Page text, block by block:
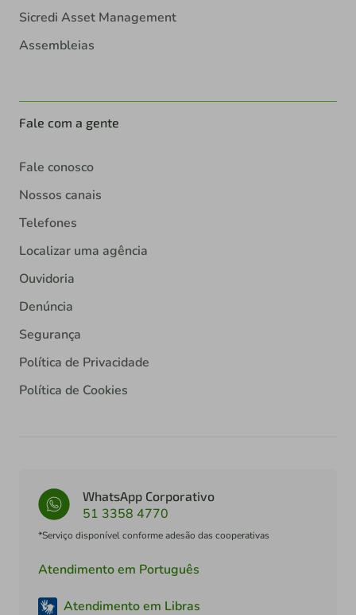
Sicredi Asset Management
Assembleias
Fale com a gente
Fale conosco
Nossos canais
Telefones
Localizar uma agência
Ouvidoria
Denúncia
Segurança
Política de Privacidade
Política de Cookies
WhatsApp Corporativo
51 3358 4770
*Serviço disponível conforme adesão das cooperativas
Atendimento em Português
Atendimento em Libras